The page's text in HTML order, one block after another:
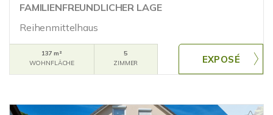
FAMILIENFREUNDLICHER LAGE
Reihenmittelhaus
137 m²
WOHNFLÄCHE
5
ZIMMER